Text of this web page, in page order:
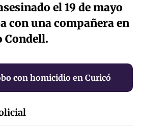
el 19 de mayo
con una compañera en
Condell.
con homicidio en Curicó